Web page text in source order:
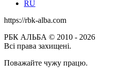
RU
https://rbk-alba.com
РБК АЛЬБА © 2010 - 2026
Всі права захищені.
Поважайте чужу працю.